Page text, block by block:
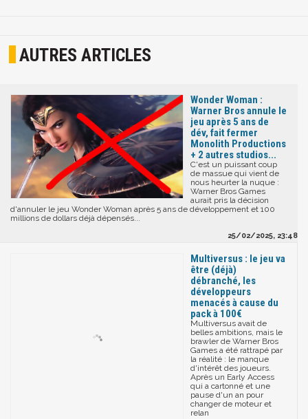
AUTRES ARTICLES
Wonder Woman :
Warner Bros annule le
jeu après 5 ans de
dév, fait fermer
Monolith Productions
+ 2 autres studios...
C'est un puissant coup
de massue qui vient de
nous heurter la nuque :
Warner Bros Games
aurait pris la décision
d'annuler le jeu Wonder Woman après 5 ans de développement et 100
millions de dollars déjà dépensés...
25/02/2025, 23:48
Multiversus : le jeu va
être (déjà)
débranché, les
développeurs
menacés à cause du
pack à 100€
Multiversus avait de
belles ambitions, mais le
brawler de Warner Bros
Games a été rattrapé par
la réalité : le manque
d'intérêt des joueurs.
Après un Early Access
qui a cartonné et une
pause d'un an pour
changer de moteur et
relan